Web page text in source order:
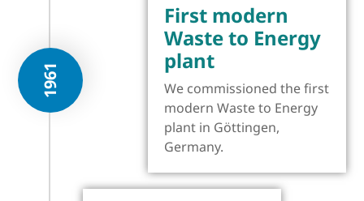
1961
First modern
Waste to Energy
plant
We commissioned the first
modern Waste to Energy
plant in Göttingen,
Germany.